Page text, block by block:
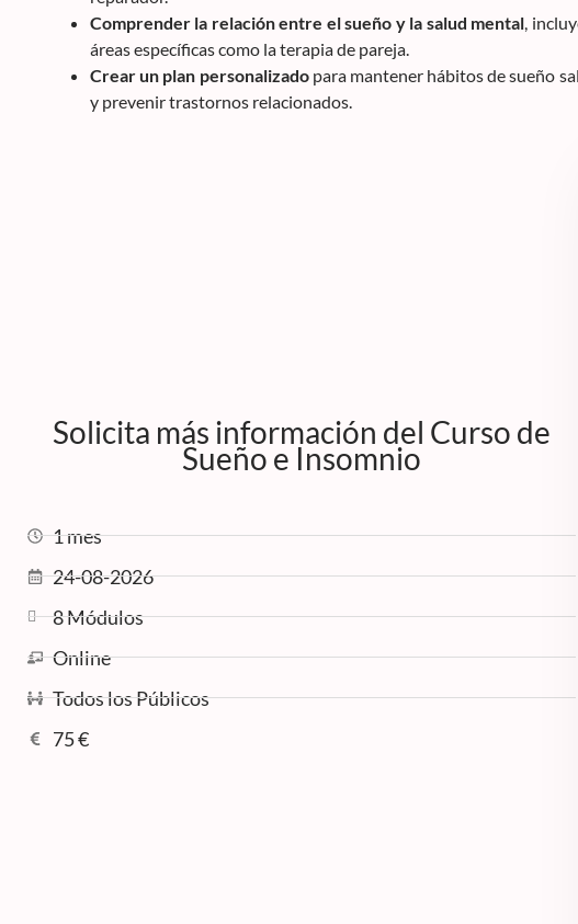
Comprender la relación entre el sueño y la salud mental ,
áreas específicas como la terapia de pareja.
Crear un plan personalizadopara mantener hábitos de sueño
y prevenir trastornos relacionados.
Solicita más información del Curso de
Sueño e Insomnio
1 mes
24-08-2026
8 Módulos
Online
Todos los Públicos
75 €